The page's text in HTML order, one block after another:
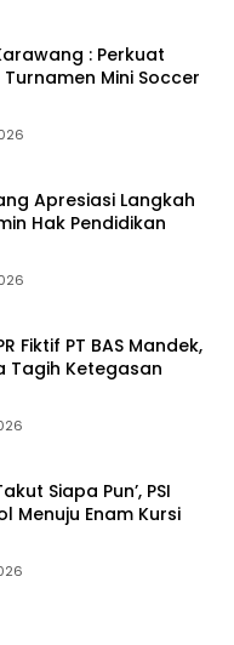
: Perkuat
Mini Soccer
Apresiasi Langkah
Hak Pendidikan
Fiktif PT BAS Mandek,
Tagih Ketegasan
Siapa Pun’, PSI
Menuju Enam Kursi